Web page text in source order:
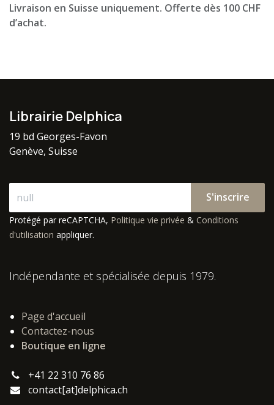
Livraison en Suisse uniquement. Offerte dès 100 CHF
d’achat.
Librairie Delphica
19 bd Georges-Favon
Genève, Suisse
S'inscrire
Protégé par reCAPTCHA, Politique vie privée & Conditions
d'utilisation appliquer.
Indépendante et spécialisée depuis 1979.
Page d'accueil
Contactez-nous
Boutique en ligne
+41 22 310 76 86
contact[at]delphica.ch